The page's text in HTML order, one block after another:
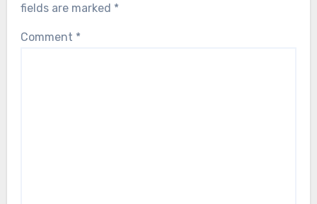
fields are marked *
Comment *